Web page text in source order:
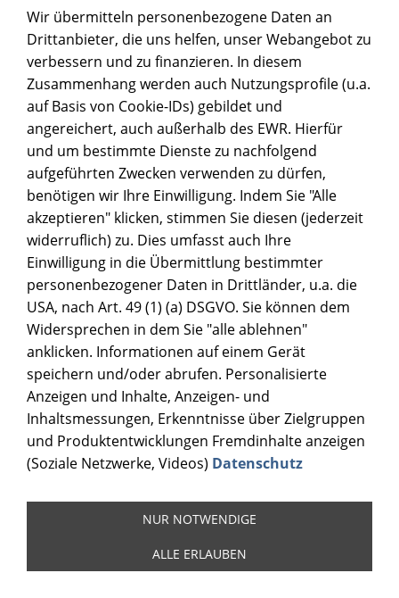
Wir übermitteln personenbezogene Daten an
Drittanbieter, die uns helfen, unser Webangebot zu
verbessern und zu finanzieren. In diesem
Zusammenhang werden auch Nutzungsprofile (u.a.
auf Basis von Cookie-IDs) gebildet und
angereichert, auch außerhalb des EWR. Hierfür
und um bestimmte Dienste zu nachfolgend
aufgeführten Zwecken verwenden zu dürfen,
benötigen wir Ihre Einwilligung. Indem Sie "Alle
akzeptieren" klicken, stimmen Sie diesen (jederzeit
widerruflich) zu. Dies umfasst auch Ihre
Einwilligung in die Übermittlung bestimmter
personenbezogener Daten in Drittländer, u.a. die
USA, nach Art. 49 (1) (a) DSGVO. Sie können dem
Widersprechen in dem Sie "alle ablehnen"
anklicken. Informationen auf einem Gerät
speichern und/oder abrufen. Personalisierte
Anzeigen und Inhalte, Anzeigen- und
Inhaltsmessungen, Erkenntnisse über Zielgruppen
und Produktentwicklungen Fremdinhalte anzeigen
(Soziale Netzwerke, Videos) Datenschutz
NUR NOTWENDIGE
ALLE ERLAUBEN